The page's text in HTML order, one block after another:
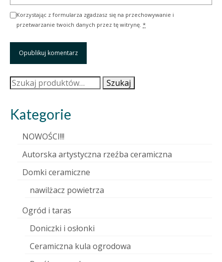
Korzystając z formularza zgadzasz się na przechowywanie i
przetwarzanie twoich danych przez tę witrynę. *
Szukaj: Szukaj
Kategorie
NOWOŚCI!!!
Autorska artystyczna rzeźba ceramiczna
Domki ceramiczne
nawilżacz powietrza
Ogród i taras
Doniczki i osłonki
Ceramiczna kula ogrodowa